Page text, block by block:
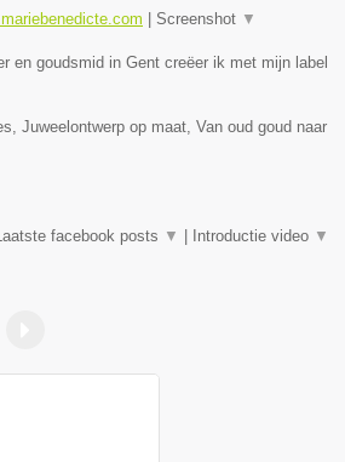
Screenshot ▼
en goudsmid in Gent creëer ik met mijn label
Juweelontwerp op maat, Van oud goud naar
facebook posts ▼ Introductie video ▼